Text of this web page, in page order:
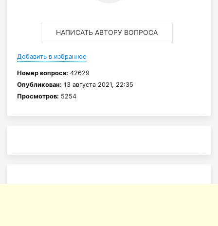
НАПИСАТЬ АВТОРУ ВОПРОСА
Добавить в избранное
Номер вопроса: 42629
Опубликован: 13 августа 2021, 22:35
Просмотров: 5254